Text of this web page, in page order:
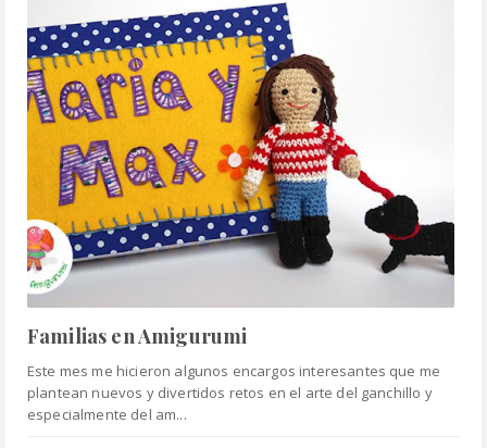
Familias en Amigurumi
Este mes me hicieron algunos encargos interesantes que me
plantean nuevos y divertidos retos en el arte del ganchillo y
especialmente del am...